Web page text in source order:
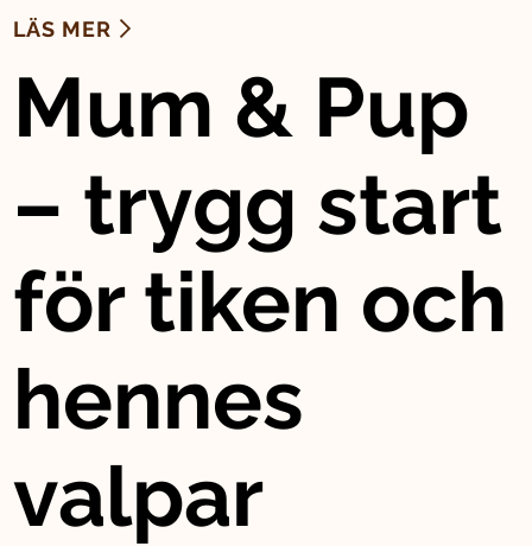
LÄS MER
Mum & Pup
– trygg start
för tiken och
hennes
valpar